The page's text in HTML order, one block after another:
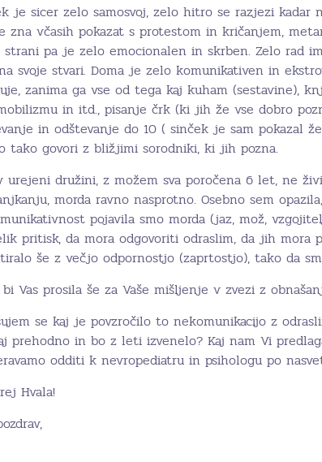
je sicer zelo samosvoj, zelo hitro se razjezi kadar
zna včasih pokazat s protestom in kričanjem,
strani pa je zelo emocionalen in skrben. Zelo rad
svoje stvari. Doma je zelo komunikativen in
zanima ga vse od tega kaj kuham (sestavine),
in itd., pisanje črk (ki jih že vse dobro
in odštevanje do 10 ( sinček je sam pokazal
tako govori z bližjimi sorodniki, ki jih pozna.
urejeni družini, z možem sva poročena 6 let, ne
morda ravno nasprotno. Osebno sem
pojavila smo morda (jaz, mož,
pritisk, da mora odgovoriti odraslim, da jih mora
še z večjo odpornostjo (zaprtostjo), tako da
Vas prosila še za Vaše mišljenje v zvezi z
se kaj je povzročilo to nekomunikacijo z
prehodno in bo z leti izvenelo? Kaj nam Vi
odditi k nevropediatru in psihologu po
Hvala!